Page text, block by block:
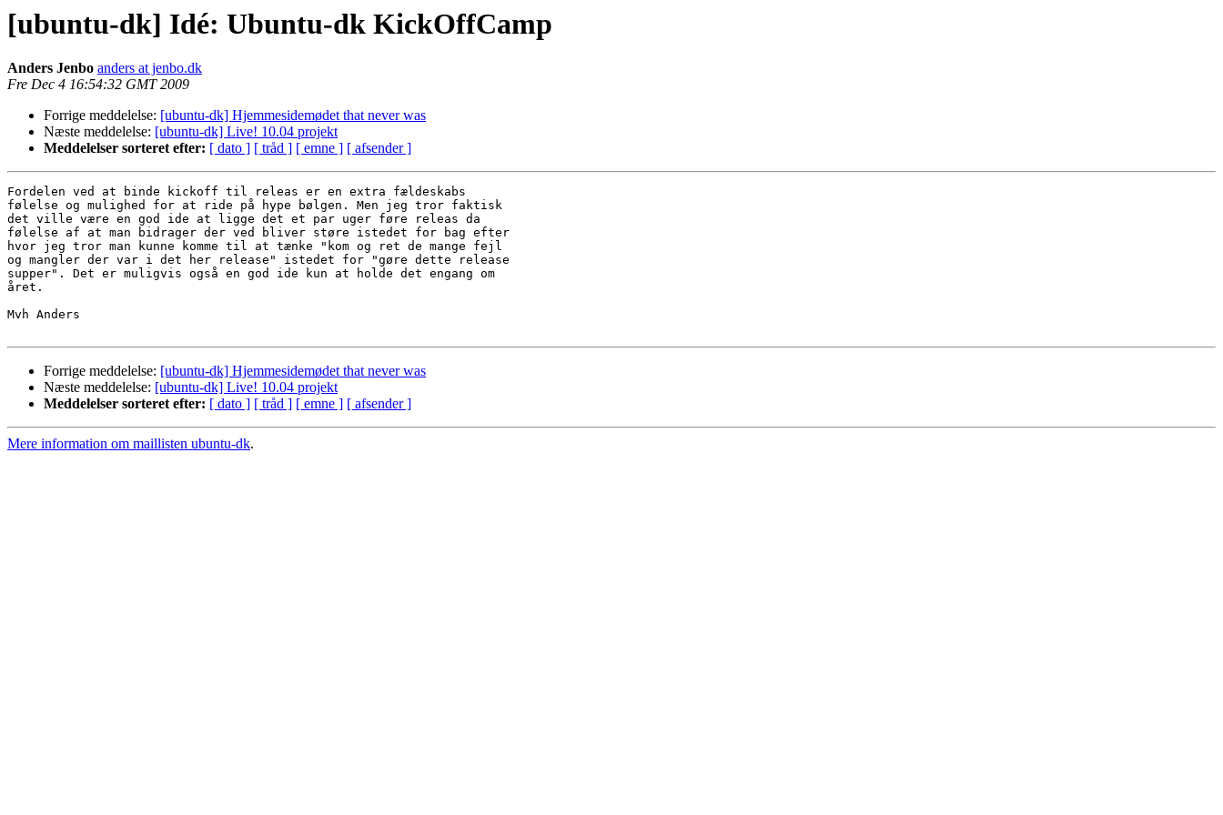
[ubuntu-dk] Idé: Ubuntu-dk KickOffCamp
Anders Jenbo anders at jenbo.dk
Fre Dec 4 16:54:32 GMT 2009
Forrige meddelelse: [ubuntu-dk] Hjemmesidemødet that never was
Næste meddelelse: [ubuntu-dk] Live! 10.04 projekt
Meddelelser sorteret efter: [ dato ] [ tråd ] [ emne ] [ afsender ]
Fordelen ved at binde kickoff til releas er en extra fældeskabs
følelse og mulighed for at ride på hype bølgen. Men jeg tror faktisk
det ville være en god ide at ligge det et par uger føre releas da
følelse af at man bidrager der ved bliver støre istedet for bag efter
hvor jeg tror man kunne komme til at tænke "kom og ret de mange fejl
og mangler der var i det her release" istedet for "gøre dette release
supper". Det er muligvis også en god ide kun at holde det engang om
året.
Mvh Anders
Forrige meddelelse: [ubuntu-dk] Hjemmesidemødet that never was
Næste meddelelse: [ubuntu-dk] Live! 10.04 projekt
Meddelelser sorteret efter: [ dato ] [ tråd ] [ emne ] [ afsender ]
Mere information om maillisten ubuntu-dk.